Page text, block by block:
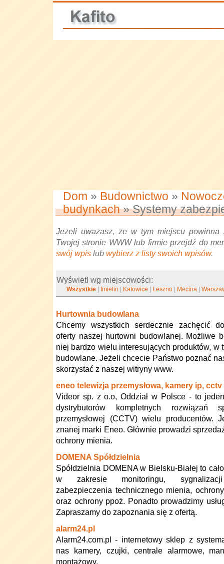
Dom » Budownictwo »
budynkach» Systemy
Jeżeli uważasz, że w tym miejscu powinna
Twojej stronie WWW lub firmie przejdź do
swój wpis lub wybierz z listy swoich wpisów.
Wyświetl wg miejscowości:
Wszystkie Imielin Katowice Leszno Mecina |
Hurtownia budowlana
Chcemy wszystkich serdecznie zachęcić
oferty naszej hurtowni budowlanej. Możliwe
niej bardzo wielu interesujących produktów, w
budowlane. Jeżeli chcecie Państwo poznać
skorzystać z naszej witryny www.
eneo telewizja przemysłowa, kamery ip, cctv
Videor sp. z o.o, Oddział w Polsce - to
dystrybutorów kompletnych rozwiązań
przemysłowej (CCTV) wielu producentów.
znanej marki Eneo. Głównie prowadzi
ochrony mienia.
DOMENA Spółdzielnia
Spółdzielnia DOMENA w Bielsku-Białej to
w zakresie monitoringu, sygnalizacji
zabezpieczenia technicznego mienia,
oraz ochrony ppoż. Ponadto prowadzimy
Zapraszamy do zapoznania się z ofertą.
alarm24.pl
Alarm24.com.pl - internetowy sklep z
nas kamery, czujki, centrale alarmowe,
montażowy.